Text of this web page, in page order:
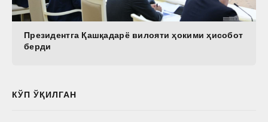
Президентга Қашқадарё вилояти ҳокими ҳисобот
берди
КЎП ЎҚИЛГАН